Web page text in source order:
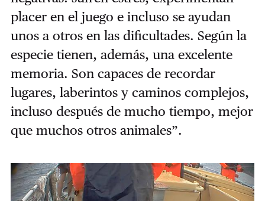
placer en el juego e incluso se ayudan
unos a otros en las dificultades. Según la
especie tienen, además, una excelente
memoria. Son capaces de recordar
lugares, laberintos y caminos complejos,
incluso después de mucho tiempo, mejor
que muchos otros animales”.